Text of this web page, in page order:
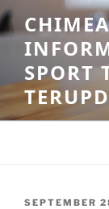
Skip
to
content
SPORT
POSTED
SEPTEMBER